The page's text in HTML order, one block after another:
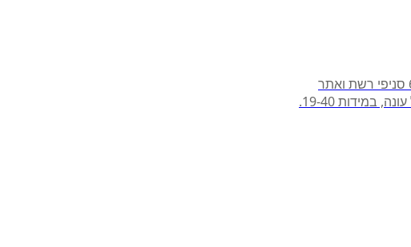
פפאיה היא רשת נעלי הילדים המובילה בישראל, בפריסה ארצית של 60 סניפי רשת ואתר
19-40.